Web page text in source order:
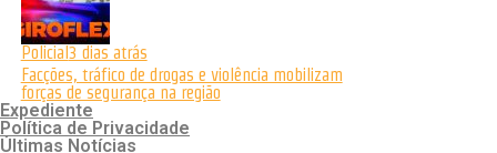
Policial 3 dias atrás
Facções, tráfico de drogas e violência mobilizam
forças de segurança na região
Expediente
Política de Privacidade
Últimas Notícias